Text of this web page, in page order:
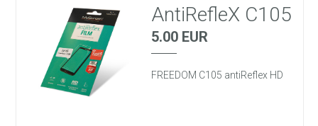
AntiRefleX C105
5.00 EUR
FREEDOM C105 antiReflex HD